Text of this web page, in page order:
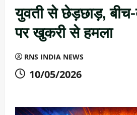
युवती से छेड़छाड़,
पर खुकरी से हमला
RNS INDIA NEWS
10/05/2026